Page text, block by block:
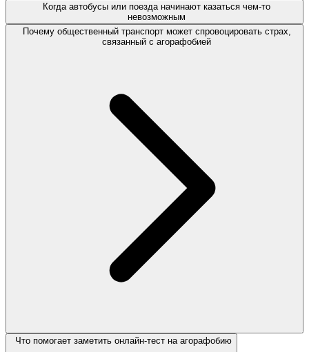
Когда автобусы или поезда начинают казаться чем-то
невозможным
Почему общественный транспорт может спровоцировать страх,
связанный с агорафобией
Что помогает заметить онлайн-тест на агорафобию